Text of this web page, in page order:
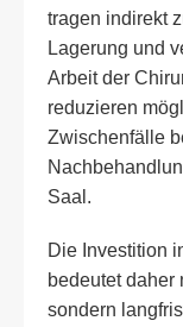
tragen indirekt
Lagerung und
Arbeit der
reduzieren
Zwischenfälle
Saal.
Die Investition
bedeutet daher
sondern